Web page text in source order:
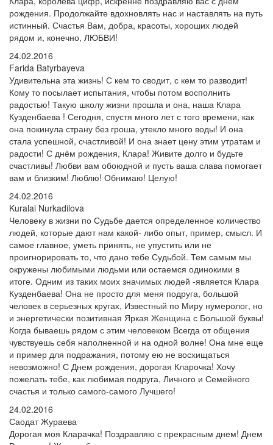
рождения. Продолжайте вдохновлять нас и наставлять на путь
истинный. Счастья Вам, добра, красоты, хороших людей
рядом и, конечно, ЛЮБВИ!
24.02.2016
Farida Batyrbayeva
Удивительна эта жизнь! С кем то сводит, с кем то разводит!
Кому то посылает испытания, чтобы потом восполнить
радостью! Такую школу жизни прошла и она, наша Клара
Кузденбаева ! Сегодня, спустя много лет с того времени, как
она покинула страну без гроша, утекло много воды! И она
стала успешной, счастливой! И она знает цену этим утратам и
радости! С днём рождения, Клара! Живите долго и будьте
счастливы! Любви вам обоюдной и пусть ваша слава помогает
вам и близким! Люблю! Обнимаю! Целую!
24.02.2016
Kuralai Nurkadilova
Человеку в жизни по Судьбе дается определенное количество
людей, которые дают нам какой- либо опыт, пример, смысл. И
самое главное, уметь принять, не упустить или не
проигнорировать то, что дано тебе Судьбой. Тем самым мы
окружены любимыми людьми или остаемся одинокими в
итоге. Одним из таких моих значимых людей -является Клара
Кузденбаева! Она не просто для меня подруга, большой
человек в серьезных кругах, Известный по Миру нумеролог, но
и энергетически позитивная Яркая Женщина с Большой буквы!
Когда бываешь рядом с этим человеком Всегда от общения
чувствуешь себя наполненной и на одной волне! Она мне еще
и пример для подражания, потому ею не восхищаться
невозможно! С Днем рождения, дорогая Кларочка! Хочу
пожелать тебе, как любимая подруга, Личного и Семейного
счастья и только самого-самого Лучшего!
24.02.2016
Саодат Жураева
Дорогая моя Кларачка! Поздравляю с прекрасным днем! Днем